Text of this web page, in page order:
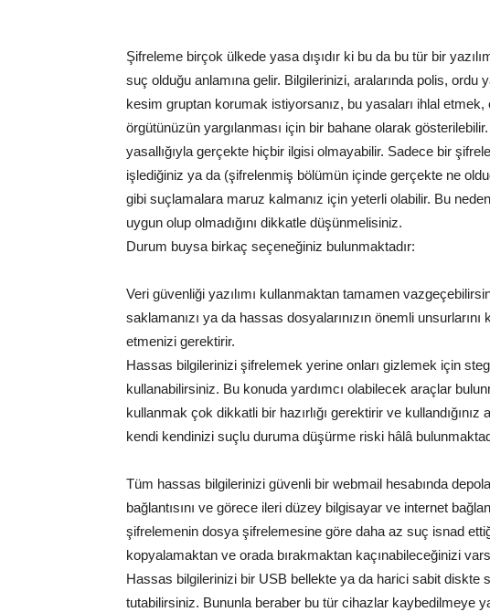
Şifreleme birçok ülkede yasa dışıdır ki bu da bu tür bir
suç olduğu anlamına gelir. Bilgilerinizi, aralarında polis,
kesim gruptan korumak istiyorsanız, bu yasaları ihlal etmek,
örgütünüzün yargılanması için bir bahane olarak
yasallığıyla gerçekte hiçbir ilgisi olmayabilir. Sadece bir
işlediğiniz ya da (şifrelenmiş bölümün içinde gerçekte ne
gibi suçlamalara maruz kalmanız için yeterli olabilir. Bu
uygun olup olmadığını dikkatle düşünmelisiniz.
Durum buysa birkaç seçeneğiniz bulunmaktadır:
Veri güvenliği yazılımı kullanmaktan tamamen
saklamanızı ya da hassas dosyalarınızın önemli
etmenizi gerektirir.
Hassas bilgilerinizi şifrelemek yerine onları gizlemek için
kullanabilirsiniz. Bu konuda yardımcı olabilecek araçlar
kullanmak çok dikkatli bir hazırlığı gerektirir ve
kendi kendinizi suçlu duruma düşürme riski hâlâ
Tüm hassas bilgilerinizi güvenli bir webmail hesabında
bağlantısını ve görece ileri düzey bilgisayar ve internet
şifrelemenin dosya şifrelemesine göre daha az suç isnad
kopyalamaktan ve orada bırakmaktan kaçınabileceğinizi
Hassas bilgilerinizi bir USB bellekte ya da harici sabit diskte
tutabilirsiniz. Bununla beraber bu tür cihazlar kaybedilmeye